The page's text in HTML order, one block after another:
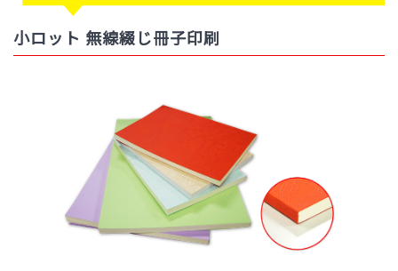
小ロット 無線綴じ冊子印刷